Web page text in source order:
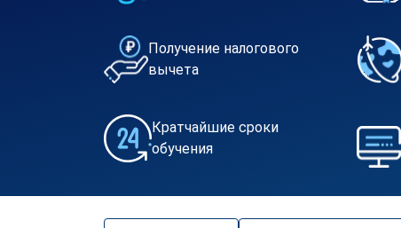
Получение налогового
вычета
Кратчайшие сроки
обучения